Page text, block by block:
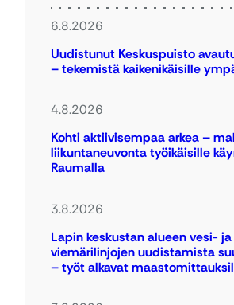
6.8.2026
Uudistunut Keskuspuisto
– tekemistä kaikenikäisille
4.8.2026
Kohti aktiivisempaa arkea –
liikuntaneuvonta työikäisille
Raumalla
3.8.2026
Lapin keskustan alueen vesi- ja
viemärilinjojen uudistamista
– työt alkavat